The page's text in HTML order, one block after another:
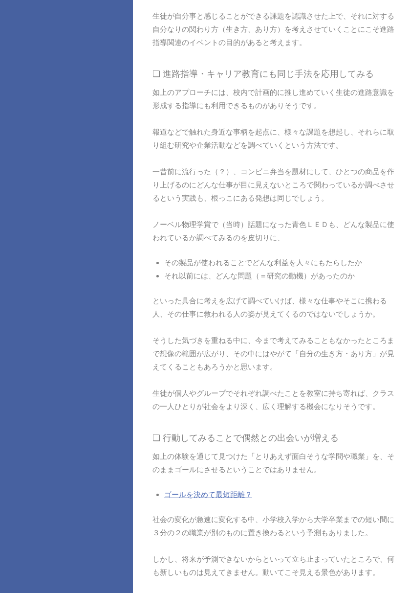
生徒が自分事と感じることができる課題を認識させた上で、それに対する
自分なりの関わり方（生き方、あり方）を考えさせていくことにこそ進路
指導関連のイベントの目的があると考えます。
❏ 進路指導・キャリア教育にも同じ手法を応用してみる
如上のアプローチには、校内で計画的に推し進めていく生徒の進路意識を
形成する指導にも利用できるものがありそうです。
報道などで触れた身近な事柄を起点に、様々な課題を想起し、それらに取
り組む研究や企業活動などを調べていくという方法です。
一昔前に流行った（？）、コンビニ弁当を題材にして、ひとつの商品を作
り上げるのにどんな仕事が目に見えないところで関わっているか調べさせ
るという実践も、根っこにある発想は同じでしょう。
ノーベル物理学賞で（当時）話題になった青色ＬＥＤも、どんな製品に使
われているか調べてみるのを皮切りに、
その製品が使われることでどんな利益を人々にもたらしたか
それ以前には、どんな問題（＝研究の動機）があったのか
といった具合に考えを広げて調べていけば、様々な仕事やそこに携わる
人、その仕事に救われる人の姿が見えてくるのではないでしょうか。
そうした気づきを重ねる中に、今まで考えてみることもなかったところま
で想像の範囲が広がり、その中にはやがて「自分の生き方・あり方」が見
えてくることもあろうかと思います。
生徒が個人やグループでそれぞれ調べたことを教室に持ち寄れば、クラス
の一人ひとりが社会をより深く、広く理解する機会になりそうです。
❏ 行動してみることで偶然との出会いが増える
如上の体験を通じて見つけた「とりあえず面白そうな学問や職業」を、そ
のままゴールにさせるということではありません。
ゴールを決めて最短距離？
社会の変化が急速に変化する中、小学校入学から大学卒業までの短い間に
３分の２の職業が別のものに置き換わるという予測もありました。
しかし、将来が予測できないからといって立ち止まっていたところで、何
も新しいものは見えてきません。動いてこそ見える景色があります。